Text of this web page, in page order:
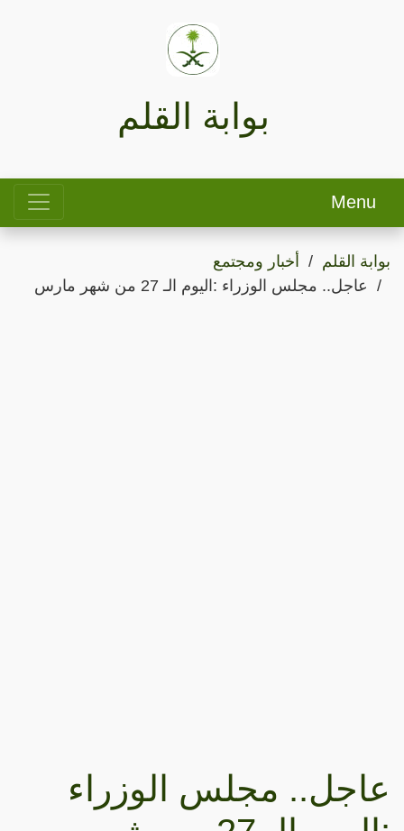
بوابة القلم
Menu
بوابة القلم
أخبار ومجتمع
عاجل.. مجلس الوزراء :اليوم الـ 27 من شهر مارس
عاجل.. مجلس الوزراء